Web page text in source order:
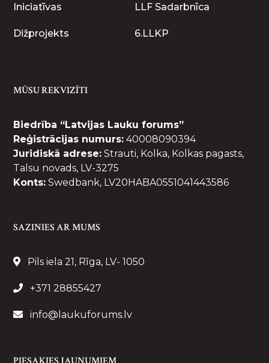
Iniciatīvas LLF Sadarbnīca
Dižprojekts 6.LLKP
MŪSU REKVIZĪTI
Biedrība “Latvijas Lauku forums”
Reģistrācijas numurs: 40008090394
Juridiskā adrese: Strauti, Kolka, Kolkas pagasts,
Talsu novads, LV-3275
Konts: Swedbank, LV20HABA0551041443586
SAZINIES AR MUMS
Pils iela 21, Rīga, LV- 1050
+371 28855427
info@laukuforums.lv